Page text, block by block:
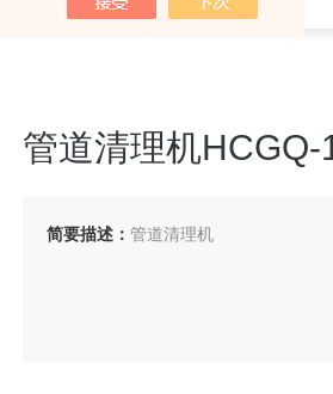
管道清理机HCGQ-
简要描述： 管道清理机